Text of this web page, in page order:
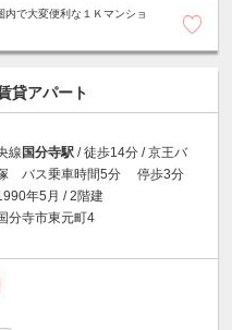
内で大変便利な１Ｋマンショ
貸アパート
線 国分寺駅 / 徒歩14分 / 京王バ
バス乗車時間5分 停歩3分
年5月 / 2階建
分寺市東元町4